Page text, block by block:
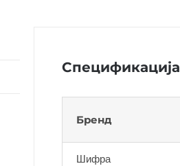
Спецификација
Бренд
Шифра